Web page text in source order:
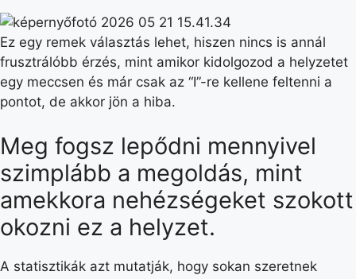
Ez egy remek választás lehet, hiszen nincs is annál
frusztrálóbb érzés, mint amikor kidolgozod a helyzetet
egy meccsen és már csak az “I”-re kellene feltenni a
pontot, de akkor jön a hiba.
Meg fogsz lepődni mennyivel
szimplább a megoldás, mint
amekkora nehézségeket szokott
okozni ez a helyzet.
A statisztikák azt mutatják, hogy sokan szeretnek